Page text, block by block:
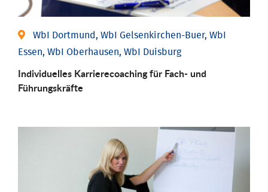
WbI Dortmund, WbI Gelsenkirchen-Buer, WbI
Essen, WbI Oberhausen, WbI Duisburg
Individu­elles Karrierecoaching für Fach-­ und
Führungs­kräfte